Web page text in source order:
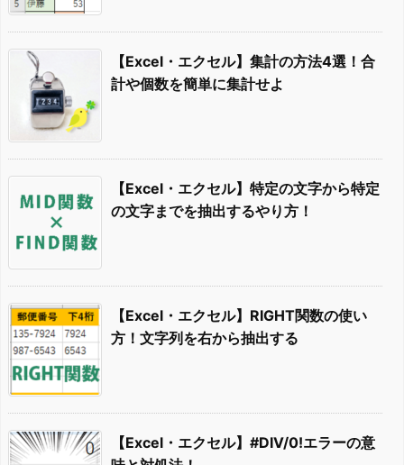
【Excel・エクセル】集計の方法4選！合
計や個数を簡単に集計せよ
【Excel・エクセル】特定の文字から特定
の文字までを抽出するやり方！
【Excel・エクセル】RIGHT関数の使い
方！文字列を右から抽出する
【Excel・エクセル】#DIV/0!エラーの意